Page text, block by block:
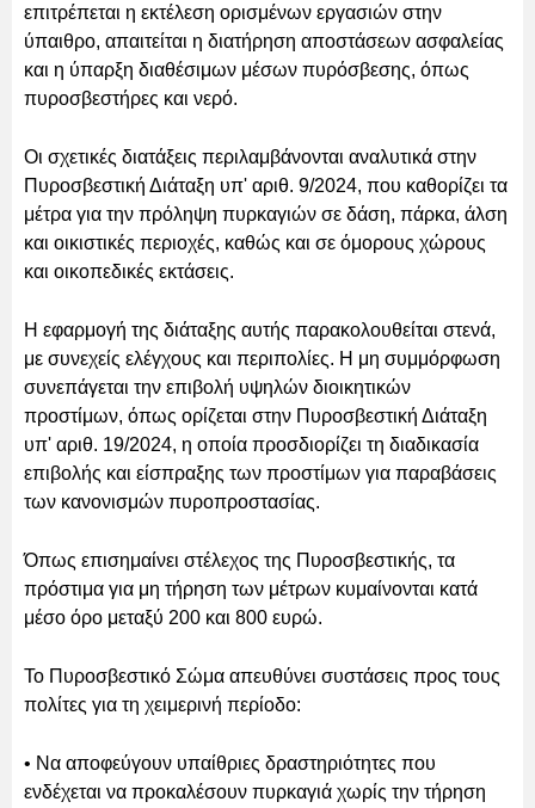
επιτρέπεται η εκτέλεση ορισμένων εργασιών στην
ύπαιθρο, απαιτείται η διατήρηση αποστάσεων ασφαλείας
και η ύπαρξη διαθέσιμων μέσων πυρόσβεσης, όπως
πυροσβεστήρες και νερό.
Οι σχετικές διατάξεις περιλαμβάνονται αναλυτικά στην
Πυροσβεστική Διάταξη υπ' αριθ. 9/2024, που καθορίζει τα
μέτρα για την πρόληψη πυρκαγιών σε δάση, πάρκα, άλση
και οικιστικές περιοχές, καθώς και σε όμορους χώρους
και οικοπεδικές εκτάσεις.
Η εφαρμογή της διάταξης αυτής παρακολουθείται στενά,
με συνεχείς ελέγχους και περιπολίες. Η μη συμμόρφωση
συνεπάγεται την επιβολή υψηλών διοικητικών
προστίμων, όπως ορίζεται στην Πυροσβεστική Διάταξη
υπ' αριθ. 19/2024, η οποία προσδιορίζει τη διαδικασία
επιβολής και είσπραξης των προστίμων για παραβάσεις
των κανονισμών πυροπροστασίας.
Όπως επισημαίνει στέλεχος της Πυροσβεστικής, τα
πρόστιμα για μη τήρηση των μέτρων κυμαίνονται κατά
μέσο όρο μεταξύ 200 και 800 ευρώ.
Το Πυροσβεστικό Σώμα απευθύνει συστάσεις προς τους
πολίτες για τη χειμερινή περίοδο:
• Να αποφεύγουν υπαίθριες δραστηριότητες που
ενδέχεται να προκαλέσουν πυρκαγιά χωρίς την τήρηση